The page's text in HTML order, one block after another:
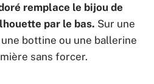
remplace le bijou de
par le bas. Sur une
bottine ou une ballerine
sans forcer.